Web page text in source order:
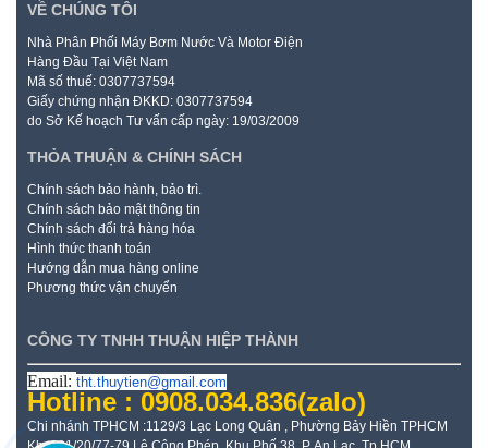
VỀ CHÚNG TÔI
Nhà Phân Phối Máy Bơm Nước Và Motor Điện
Hàng Đầu Tại Việt Nam
Mã số thuế: 0307737594
Giấy chứng nhận ĐKKD: 0307737594
do Sở Kế hoạch Tư vấn cấp ngày: 19/03/2009
THỎA THUẬN & CHÍNH SÁCH
Chính sách bảo hành, bảo trì.
Chính sách bảo mật thông tin
Chính sách đổi trả hàng hóa
Hình thức thanh toán
Hướng dẫn mua hàng online
Phương thức vận chuyển
CÔNG TY TNHH THUẬN HIỆP THÀNH
Email: tht.thuytien@gmail.com
Hotline : 0908.034.836(zalo)
Chi nhánh TPHCM :1129/3 Lạc Long Quân , Phường Bảy Hiền TPHCM